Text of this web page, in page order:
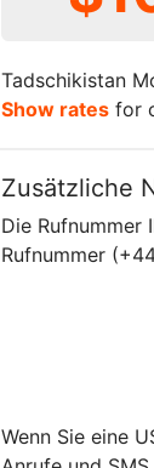
Tadschikistan
Show rates for
Zusätzliche
Die Rufnummer
Rufnummer
Wenn Sie eine